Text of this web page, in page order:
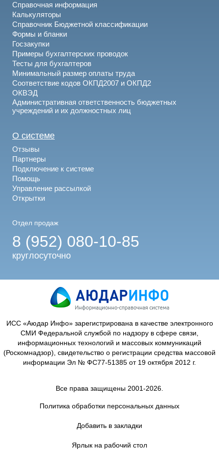
Справочная информация
Калькуляторы
Справочник Бюджетной классификации
Формы и бланки
Госзакупки
Примеры бухгалтерских проводок
Тесты для бухгалтеров
Минимальный размер оплаты труда
Соответствие кодов ОКПД2007 и ОКПД2
ОКВЭД
Административная ответственность бюджетных
учреждений и их должностных лиц
О системе
Отзывы
Партнеры
Подключение к системе
Помощь
Управление рассылкой
Открытки
Отдел продаж
8 (952) 080-10-85
круглосуточно
ИСС «Аюдар Инфо» зарегистрирована в качестве электронного
СМИ Федеральной службой по надзору в сфере связи,
информационных технологий и массовых коммуникаций
(Роскомнадзор), свидетельство о регистрации средства массовой
информации Эл № ФС77-51385 от 19 октября 2012 г.
Все права защищены 2001-2026.
Политика обработки персональных данных
Добавить в закладки
Ярлык на рабочий стол